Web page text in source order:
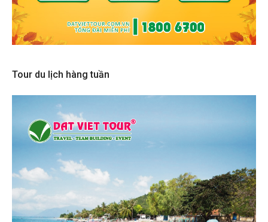
Tour du lịch hàng tuần